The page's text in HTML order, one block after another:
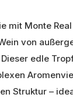
mit Monte
von
edle
Struktur –